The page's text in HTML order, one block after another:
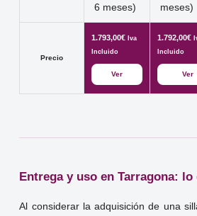
6 meses)
meses)
Precio
1.793,00€ Iva
Incluido
Ver
1.792,00€
Incluido
Ver
Entrega y uso en Tarragona: lo
Al considerar la adquisición de una